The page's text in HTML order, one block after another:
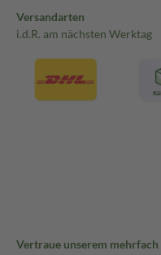
Versandarten
i.d.R. am nächsten Werktag
Vertraue unserem